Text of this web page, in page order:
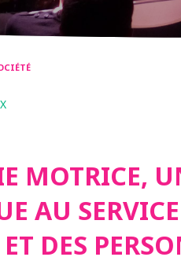
MOTRICE,
AU
DES